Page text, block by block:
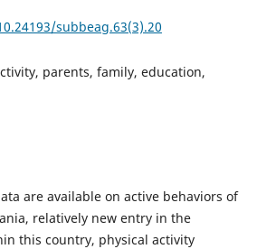
subbeag.63(3).20
parents, family, education,
are available on active behaviors of
relatively new entry in the
this country, physical activity